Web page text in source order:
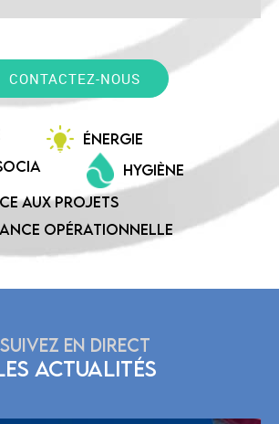
CONTACTEZ-NOUS
ÉNERGIE
HYGIÈNE
AUX PROJETS
OPÉRATIONNELLE
SUIVEZ EN DIRECT
ACTUALITÉS